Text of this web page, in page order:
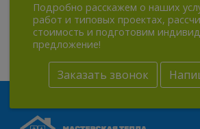
Подробно расскажем о наших
работ и типовых проектах,
стоимость и подготовим
предложение!
Заказать звонок